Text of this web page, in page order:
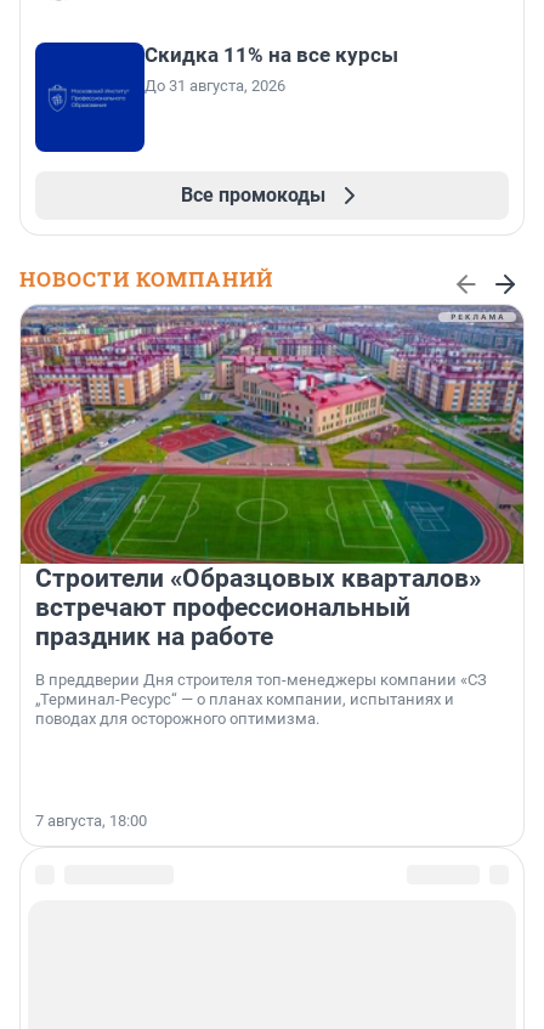
Скидка 11% на все курсы
До 31 августа, 2026
Все промокоды
НОВОСТИ КОМПАНИЙ
Строители «Образцовых кварталов»
встречают профессиональный
праздник на работе
В преддверии Дня строителя топ-менеджеры компании «СЗ
„Терминал-Ресурс“ — о планах компании, испытаниях и
поводах для осторожного оптимизма.
7 августа, 18:00